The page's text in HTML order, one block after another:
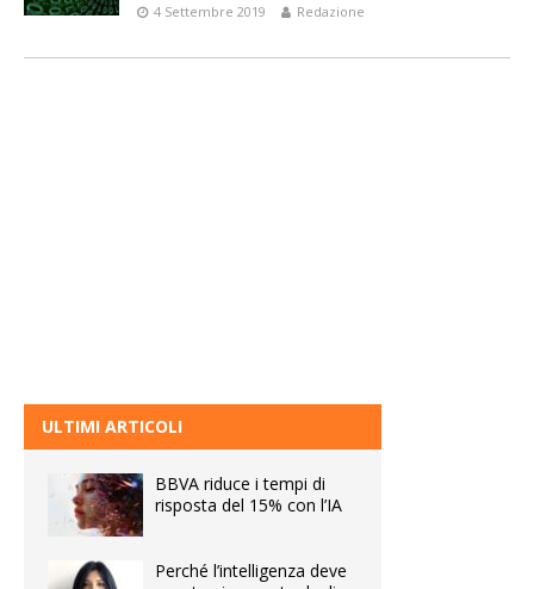
4 Settembre 2019 Redazione
ULTIMI ARTICOLI
BBVA riduce i tempi di
risposta del 15% con l’IA
Perché l’intelligenza deve